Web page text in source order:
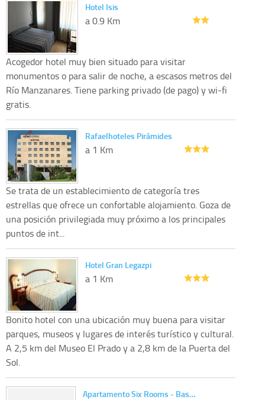
Hotel Isis
a 0.9 Km
Acogedor hotel muy bien situado para visitar
monumentos o para salir de noche, a escasos metros del
Río Manzanares. Tiene parking privado (de pago) y wi-fi
gratis.
Rafaelhoteles Pirámides
a 1 Km
Se trata de un establecimiento de categoría tres
estrellas que ofrece un confortable alojamiento. Goza de
una posición privilegiada muy próximo a los principales
puntos de int...
Hotel Gran Legazpi
a 1 Km
Bonito hotel con una ubicación muy buena para visitar
parques, museos y lugares de interés turístico y cultural.
A 2,5 km del Museo El Prado y a 2,8 km de la Puerta del
Sol.
Apartamento Six Rooms - Bas…